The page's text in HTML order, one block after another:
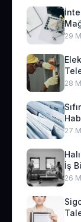
29
28
27
İş
26